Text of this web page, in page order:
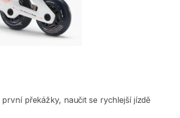
první překážky​​,​ naučit se rychlejší jízdě